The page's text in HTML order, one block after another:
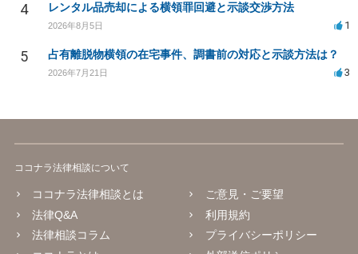
4 レンタル品売却による横領罪回避と示談交渉方法
2026年8月5日 1
5 占有離脱物横領の在宅事件、調書前の対応と示談方法は？
2026年7月21日 3
ココナラ法律相談について
ココナラ法律相談とは
法律Q&A
法律相談コラム
ご意見・ご要望
利用規約
プライバシーポリシー